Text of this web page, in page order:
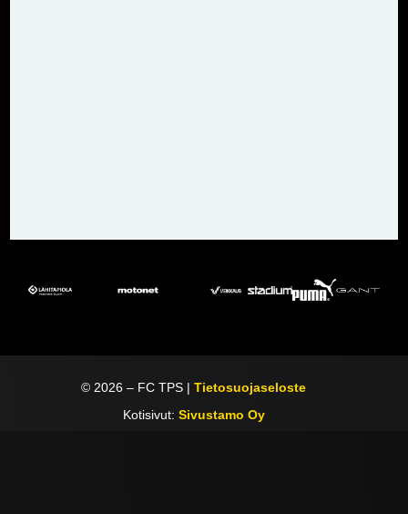
© 2026 – FC TPS |Tietosuojaseloste
Kotisivut: Sivustamo Oy